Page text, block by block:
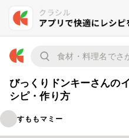
びっくりドンキーさんの
シピ・作り方
すももマミー